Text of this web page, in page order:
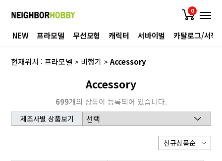
0
NEW 프라모델 무선모형 캐릭터 서바이벌 카탈로그/서적
현재위치 :프라모델 > 비행기 >Accessory
Accessory
699개의 상품이 등록되어 있습니다.
제조사별 상품보기